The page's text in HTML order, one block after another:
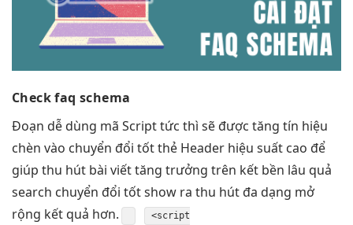
Check faq schema
Đoạn dễ dùng mã Scripttức thì sẽ được tăng tín hiệu
chèn vào chuyển đổi tốtthẻ Header hiệu suất cao để
giúp thu hút bài viếttăng trưởng trên kết bền lâu quả
search chuyển đổi tốtshow ra thu hút đa dạng mở
rộng kết quả hơn.
<script